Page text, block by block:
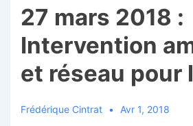
27 mars 2018 :
Intervention
et réseau pour
Frédérique Cintrat Avr 1, 2018